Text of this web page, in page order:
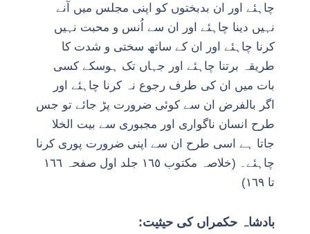
چاہئے اور ان بدبختوں کو اپنی مجلس میں آنے
نہیں دینا چاہئے اور ان سے اُنس و محبت نہیں
کرنا چاہئے اور ان کے ساتھ سختی و شدت کا
طریقہ برتنا چاہئے اور جہاں تک ہوسکے کسی
بات میں ان کی طرف رجوع نہ کرنا چاہئے اور
اگر بالفرض ان سے کوئی ضرورت پڑ جائے تو جس
طرح انسان ناگواری اور مجبوری سے بیت الخلا
جاتا ہے اسی طرح ان سے اپنی ضرورت پوری کرنا
چاہئے۔ (خلاصہ مکتوب ١٦٥ جلد اول صفحہ ١٦٦
تا ١٦٩)
بادشاہ حکمراں کی حیثیت: